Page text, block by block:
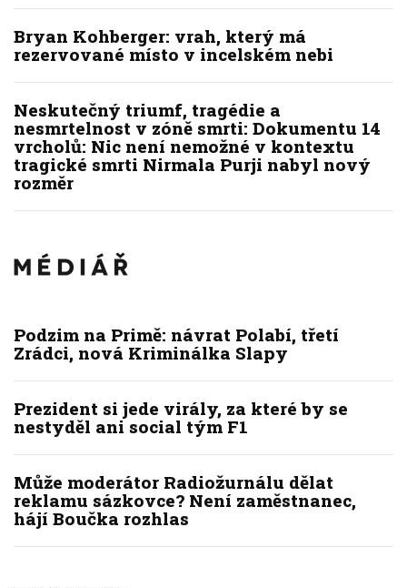
Bryan Kohberger: vrah, který má
rezervované místo v incelském nebi
Neskutečný triumf, tragédie a
nesmrtelnost v zóně smrti: Dokumentu 14
vrcholů: Nic není nemožné v kontextu
tragické smrti Nirmala Purji nabyl nový
rozměr
Podzim na Primě: návrat Polabí, třetí
Zrádci, nová Kriminálka Slapy
Prezident si jede virály, za které by se
nestyděl ani social tým F1
Může moderátor Radiožurnálu dělat
reklamu sázkovce? Není zaměstnanec,
hájí Boučka rozhlas